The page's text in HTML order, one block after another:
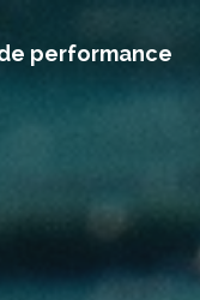
performance